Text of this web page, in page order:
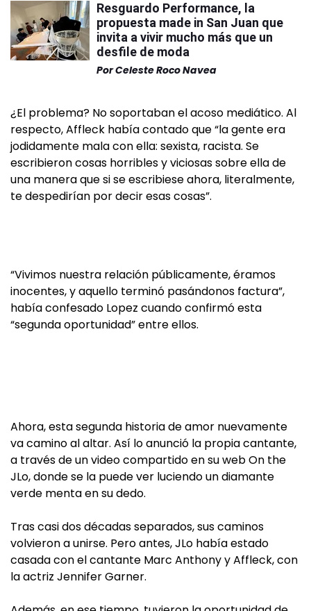
Resguardo Performance, la
propuesta made in San Juan que
invita a vivir mucho más que un
desfile de moda
PorCeleste Roco Navea
¿El problema? No soportaban el acoso mediático. Al
respecto, Affleck había contado que “la gente era
jodidamente mala con ella: sexista, racista. Se
escribieron cosas horribles y viciosas sobre ella de
una manera que si se escribiese ahora, literalmente,
te despedirían por decir esas cosas”.
“Vivimos nuestra relación públicamente, éramos
inocentes, y aquello terminó pasándonos factura”,
había confesado Lopez cuando confirmó esta
“segunda oportunidad” entre ellos.
Ahora, esta segunda historia de amor nuevamente
va camino al altar. Así lo anunció la propia cantante,
a través de un video compartido en su web On the
JLo, donde se la puede ver luciendo un diamante
verde menta en su dedo.
Tras casi dos décadas separados, sus caminos
volvieron a unirse. Pero antes, JLo había estado
casada con el cantante Marc Anthony y Affleck, con
la actriz Jennifer Garner.